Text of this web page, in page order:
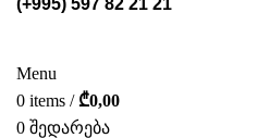
Menu
0 items / ₾0,00
0 შედარება